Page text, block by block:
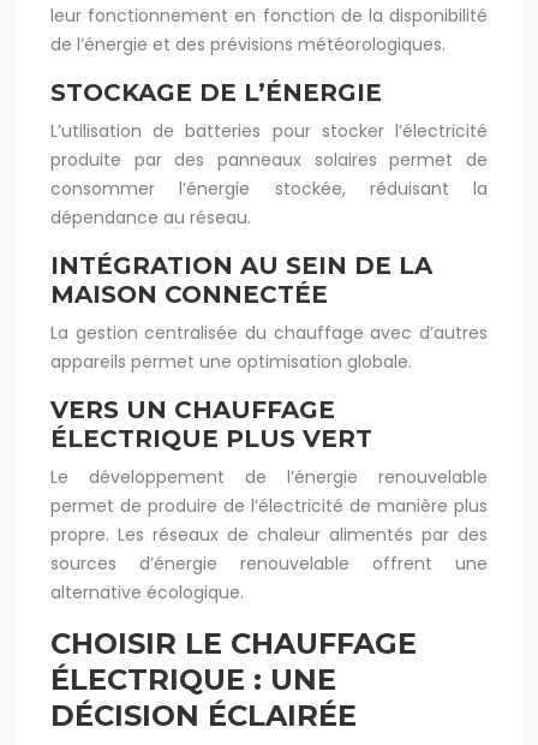
leur fonctionnement en fonction de la disponibilité
de l’énergie et des prévisions météorologiques.
STOCKAGE DE L’ÉNERGIE
L’utilisation de batteries pour stocker l’électricité
produite par des panneaux solaires permet de
consommer l’énergie stockée, réduisant la
dépendance au réseau.
INTÉGRATION AU SEIN DE LA
MAISON CONNECTÉE
La gestion centralisée du chauffage avec d’autres
appareils permet une optimisation globale.
VERS UN CHAUFFAGE
ÉLECTRIQUE PLUS VERT
Le développement de l’énergie renouvelable
permet de produire de l’électricité de manière plus
propre. Les réseaux de chaleur alimentés par des
sources d’énergie renouvelable offrent une
alternative écologique.
CHOISIR LE CHAUFFAGE
ÉLECTRIQUE : UNE
DÉCISION ÉCLAIRÉE